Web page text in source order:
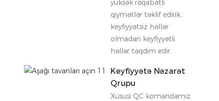
yüksək rəqabətli
qiymətlər təklif edirik,
keyfiyyətsiz həllər
olmadan keyfiyyətli
həllər təqdim edir.
Keyfiyyətə Nəzarət
Qrupu
Xüsusi QC komandamız